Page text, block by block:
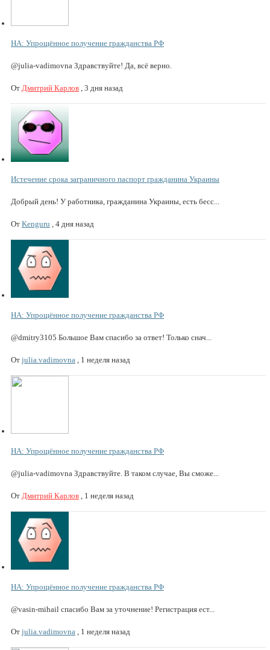
НА: Упрощённое получение гражданства РФ
@julia-vadimovna Здравствуйте! Да, всё верно.
От Дмитрий Карлов 3 дня назад
Истечение срока заграничного паспорт гражданина Украины
Добрый день! У работника, гражданина Украины, есть бесс...
От Kenguru 4 дня назад
НА: Упрощённое получение гражданства РФ
@dmitry3105 Большое Вам спасибо за ответ! Только снач...
От julia.vadimovna 1 неделя назад
НА: Упрощённое получение гражданства РФ
@julia-vadimovna Здравствуйте. В таком случае, Вы сможе...
От Дмитрий Карлов 1 неделя назад
НА: Упрощённое получение гражданства РФ
@vasin-mihail спасибо Вам за уточнение! Регистрация ест...
От julia.vadimovna 1 неделя назад